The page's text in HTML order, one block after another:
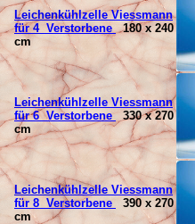
Leichenkühlzelle Viessmann
für4Verstorbene180 x 240
cm
Leichenkühlzelle Viessmann
für6Verstorbene 330 x 270
cm
Leichenkühlzelle Viessmann
für 8 Verstorbene
390 x 270
cm